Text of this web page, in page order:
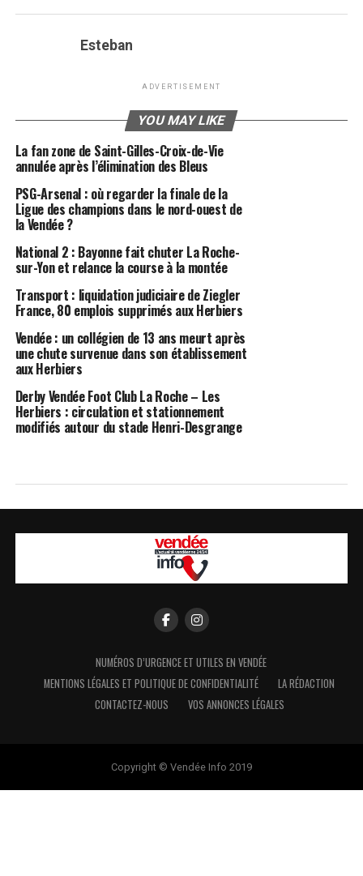
Esteban
ADVERTISEMENT
YOU MAY LIKE
La fan zone de Saint-Gilles-Croix-de-Vie
annulée après l’élimination des Bleus
PSG-Arsenal : où regarder la finale de la
Ligue des champions dans le nord-ouest de
la Vendée ?
National 2 : Bayonne fait chuter La Roche-
sur-Yon et relance la course à la montée
Transport : liquidation judiciaire de Ziegler
France, 80 emplois supprimés aux Herbiers
Vendée : un collégien de 13 ans meurt après
une chute survenue dans son établissement
aux Herbiers
Derby Vendée Foot Club La Roche – Les
Herbiers : circulation et stationnement
modifiés autour du stade Henri-Desgrange
NUMÉROS D’URGENCE ET UTILES EN VENDÉE
MENTIONS LÉGALES ET POLITIQUE DE CONFIDENTIALITÉ
LA RÉDACTION
CONTACTEZ-NOUS
VOS ANNONCES LÉGALES
Copyright © Vendée Info 2019